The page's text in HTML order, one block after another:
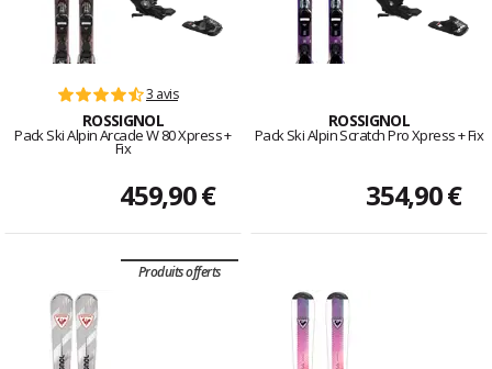
3 avis
ROSSIGNOL
Pack Ski Alpin Arcade W 80 Xpress +
Fix
459,90 €
ROSSIGNOL
Pack Ski Alpin Scratch Pro Xpress + Fix
354,90 €
Produits offerts